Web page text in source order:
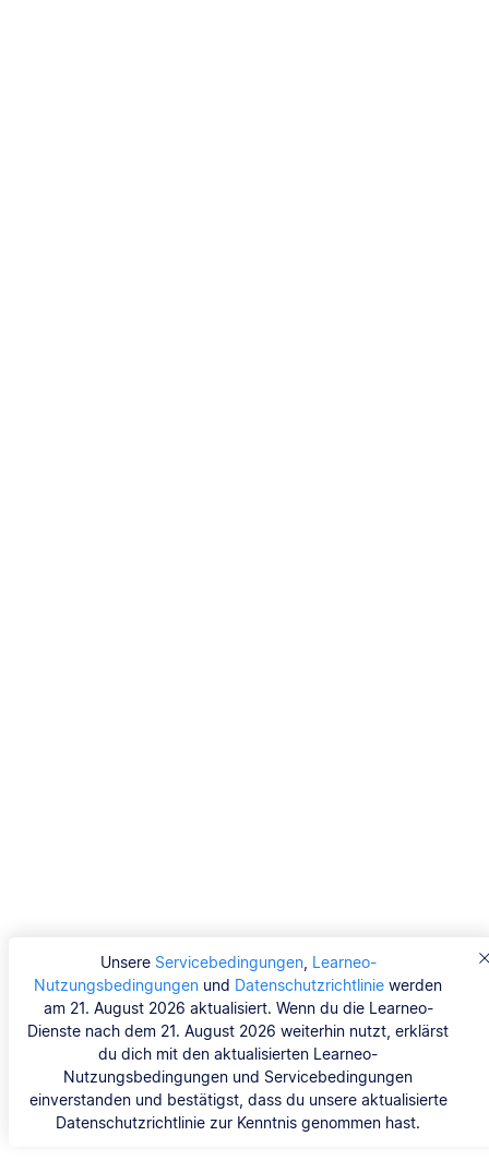
Unsere Servicebedingungen, Learneo-
Nutzungsbedingungen und Datenschutzrichtlinie werden
am 21. August 2026 aktualisiert. Wenn du die Learneo-
Dienste nach dem 21. August 2026 weiterhin nutzt, erklärst
du dich mit den aktualisierten Learneo-
Nutzungsbedingungen und Servicebedingungen
einverstanden und bestätigst, dass du unsere aktualisierte
Datenschutzrichtlinie zur Kenntnis genommen hast.